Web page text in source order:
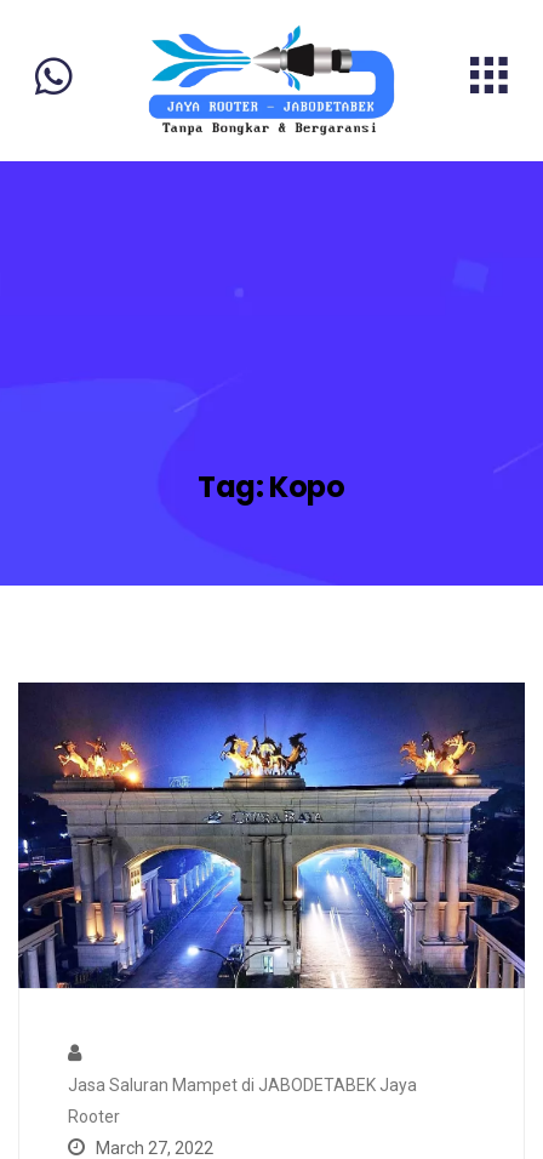
Tag:Kopo
Jasa Saluran Mampet di JABODETABEK Jaya
Rooter
March 27, 2022